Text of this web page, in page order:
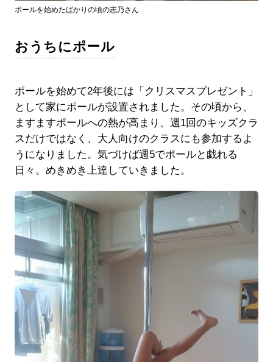
ポールを始めたばかりの頃の志乃さん
おうちにポール
ポールを始めて2年後には「クリスマスプレゼント」
として家にポールが設置されました。その頃から、
ますますポールへの熱が高まり、週1回のキッズクラ
スだけではなく、大人向けのクラスにも参加するよ
うになりました。気づけば週5でポールと戯れる
日々。めきめき上達していきました。